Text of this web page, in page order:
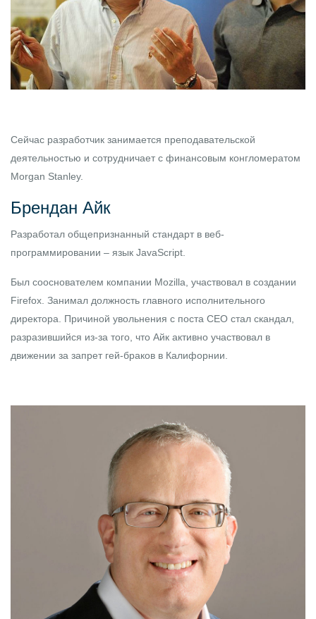
Сейчас разработчик занимается преподавательской
деятельностью и сотрудничает с финансовым конгломератом
Morgan Stanley.
Брендан Айк
Разработал общепризнанный стандарт в веб-
программировании – язык JavaScript.
Был сооснователем компании Mozilla, участвовал в создании
Firefox. Занимал должность главного исполнительного
директора. Причиной увольнения с поста СЕО стал скандал,
разразившийся из-за того, что Айк активно участвовал в
движении за запрет гей-браков в Калифорнии.